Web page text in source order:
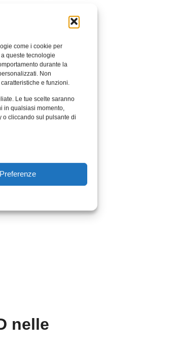
come i cookie per
queste tecnologie
durante la
Non
e funzioni.
Le tue scelte saranno
in qualsiasi momento,
o cliccando sul pulsante di
Preferenze
per la lavorazione
potenziali punti
(pensiamo
essere
nelle